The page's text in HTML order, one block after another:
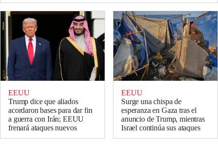
EEUU
Trump dice que aliados
acordaron bases para dar fin
a guerra con Irán; EEUU
frenará ataques nuevos
EEUU
Surge una chispa de
esperanza en Gaza tras el
anuncio de Trump, mientras
Israel continúa sus ataques